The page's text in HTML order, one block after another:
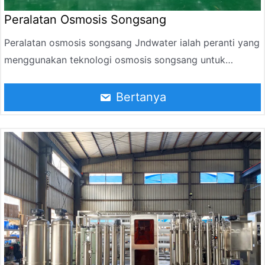
Peralatan Osmosis Songsang
Peralatan osmosis songsang Jndwater ialah peranti yang
menggunakan teknologi osmosis songsang untuk
kekotoran, garam dan bahan pencemar dalam air dan
digunakan secara meluas dalam elektronik, perubatan,
Bertanya